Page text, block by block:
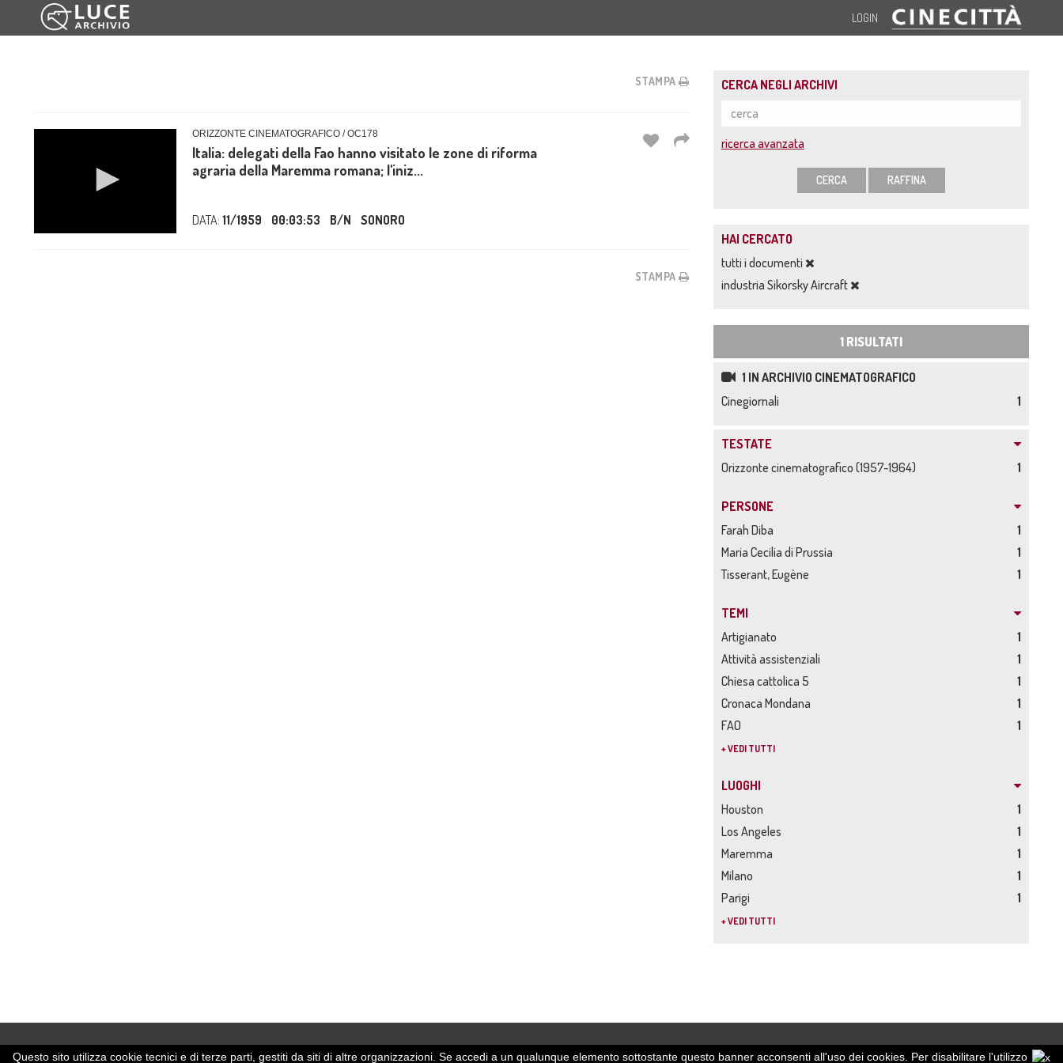
LOGIN
STAMPA
ORIZZONTE CINEMATOGRAFICO / OC178
Italia: delegati della Fao hanno visitato le zone di riforma
agraria della Maremma romana; l'iniz...
DATA: 11/1959 00:03:53 B/N SONORO
STAMPA
CERCA NEGLI ARCHIVI
ricerca avanzata
CERCA RAFFINA
HAI CERCATO
tutti i documenti
industria Sikorsky Aircraft
1 RISULTATI
1 IN ARCHIVIO CINEMATOGRAFICO
Cinegiornali
1
TESTATE
Orizzonte cinematografico (1957-1964)
1
PERSONE
Farah Diba
1
Maria Cecilia di Prussia
1
Tisserant, Eugène
1
TEMI
Artigianato
1
Attività assistenziali
1
Chiesa cattolica 5
1
Cronaca Mondana
1
FAO
1
+ VEDI TUTTI
LUOGHI
Houston
1
Los Angeles
1
Maremma
1
Milano
1
Parigi
1
+ VEDI TUTTI
Questo sito utilizza cookie tecnici e di terze parti, gestiti da siti di altre organizzazioni. Se accedi a un qualunque elemento sottostante questo banner acconsenti all'uso dei cookies. Per disabilitare l'utilizzo